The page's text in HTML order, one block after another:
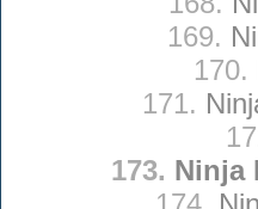
169.
170.
171.
173. Ninja